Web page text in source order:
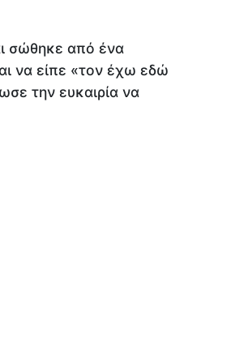
σώθηκε από ένα
να είπε «τον έχω εδώ
την ευκαιρία να